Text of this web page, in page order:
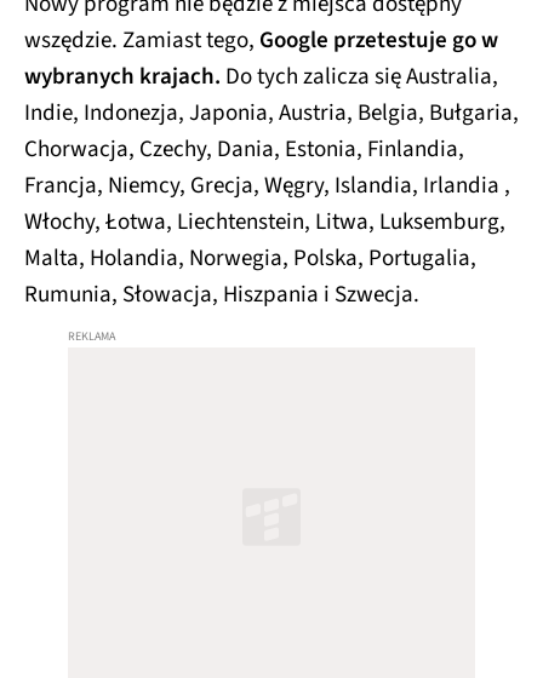
wszędzie. Zamiast tego, Google przetestuje go w
wybranych krajach. Do tych zalicza się Australia,
Indie, Indonezja, Japonia, Austria, Belgia, Bułgaria,
Chorwacja, Czechy, Dania, Estonia, Finlandia,
Francja, Niemcy, Grecja, Węgry, Islandia, Irlandia ,
Włochy, Łotwa, Liechtenstein, Litwa, Luksemburg,
Malta, Holandia, Norwegia, Polska, Portugalia,
Rumunia, Słowacja, Hiszpania i Szwecja.